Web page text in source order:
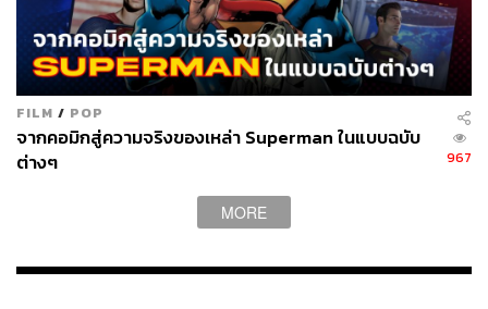
FILM / POP
จากคอมิกสู่ความจริงของเหล่า Superman ในแบบฉบับ
ต่างๆ
967
MORE